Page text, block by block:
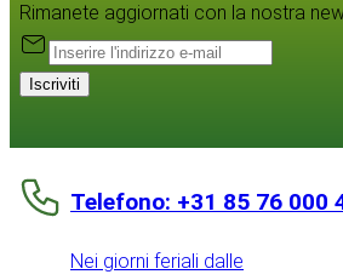
Rimanete aggiornati con la nostra
Iscriviti
Telefono: +31 85 76 000
Nei giorni feriali dalle